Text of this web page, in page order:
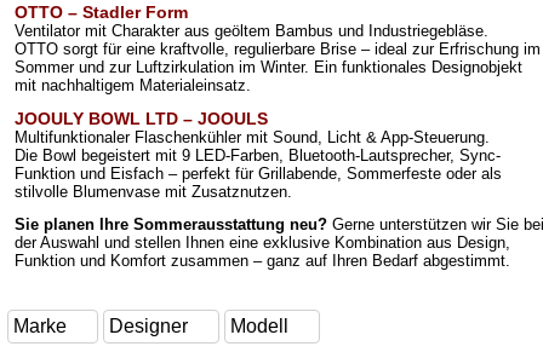
OTTO – Stadler Form
Ventilator mit Charakter aus geöltem Bambus und Industriegebläse.
OTTO sorgt für eine kraftvolle, regulierbare Brise – ideal zur Erfrischung im
Sommer und zur Luftzirkulation im Winter. Ein funktionales Designobjekt
mit nachhaltigem Materialeinsatz.
JOOULY BOWL LTD – JOOULS
Multifunktionaler Flaschenkühler mit Sound, Licht & App-Steuerung.
Die Bowl begeistert mit 9 LED-Farben, Bluetooth-Lautsprecher, Sync-
Funktion und Eisfach – perfekt für Grillabende, Sommerfeste oder als
stilvolle Blumenvase mit Zusatznutzen.
Sie planen Ihre Sommerausstattung neu? Gerne unterstützen wir Sie bei
der Auswahl und stellen Ihnen eine exklusive Kombination aus Design,
Funktion und Komfort zusammen – ganz auf Ihren Bedarf abgestimmt.